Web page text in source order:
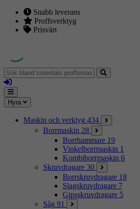
Snabb leverans
Proffsverktyg
Prisvärt
Sök
bland
tusentals
proffsmaskiner
Logga
in
Mina
sidor
Meny
Hyra
Maskin och verktyg 434
Borrmaskin 28
Borrhammare 19
Vinkelborrmaskin 1
Kombiborrmaskin 6
Skruvdragare 30
Borrskruvdragare 18
Slagskruvdragare 7
Gipsskruvdragare 5
Såg 91